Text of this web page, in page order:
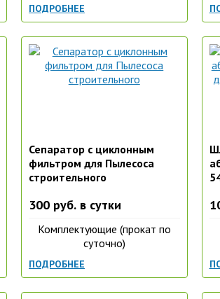
ПОДРОБНЕЕ
Сепаратор с циклонным
фильтром для Пылесоса
строительного
300 руб. в сутки
Комплектующие (прокат по
суточно)
ПОДРОБНЕЕ